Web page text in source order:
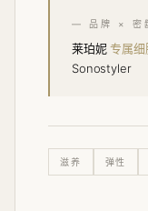
— 品牌 × 密
莱珀妮专属
Sonostyler
滋养 弹性